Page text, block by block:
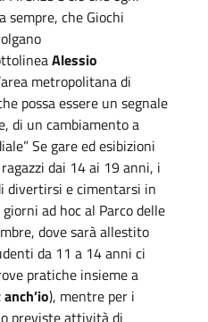
sempre, che Giochi
Alessio
metropolitana di
possa essere un segnale
di un cambiamento a
Se gare ed esibizioni
dai 14 ai 19 anni, i
divertirsi e cimentarsi in
ad hoc al Parco delle
dove sarà allestito
da 11 a 14 anni ci
pratiche insieme a
), mentre per i
previste attività di